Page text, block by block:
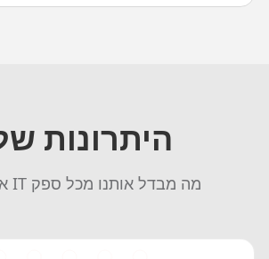
היתרונות
מה מבדל אותנו מכל ספק IT אחר בשוק